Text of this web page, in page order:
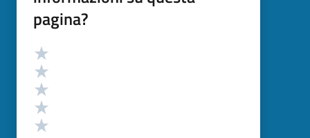
pagina?
Valutazione